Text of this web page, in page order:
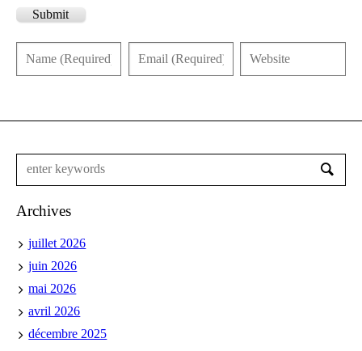
Submit
Archives
juillet 2026
juin 2026
mai 2026
avril 2026
décembre 2025